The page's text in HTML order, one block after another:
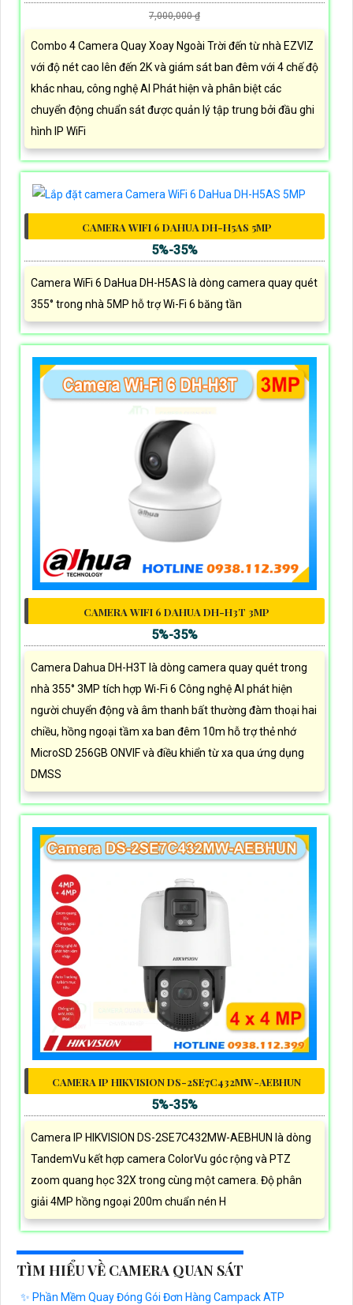
7,000,000 ₫
Combo 4 Camera Quay Xoay Ngoài Trời đến từ nhà EZVIZ
với độ nét cao lên đến 2K và giám sát ban đêm với 4 chế độ
khác nhau, công nghệ AI Phát hiện và phân biệt các
chuyển động chuẩn sát được quản lý tập trung bởi đầu ghi
hình IP WiFi
CAMERA WIFI 6 DAHUA DH-H5AS 5MP
5%-35%
Camera WiFi 6 DaHua DH-H5AS là dòng camera quay quét
355° trong nhà 5MP hỗ trợ Wi-Fi 6 băng tần
CAMERA WIFI 6 DAHUA DH-H3T 3MP
5%-35%
Camera Dahua DH-H3T là dòng camera quay quét trong
nhà 355° 3MP tích hợp Wi-Fi 6 Công nghệ AI phát hiện
người chuyển động và âm thanh bất thường đàm thoại hai
chiều, hồng ngoại tầm xa ban đêm 10m hỗ trợ thẻ nhớ
MicroSD 256GB ONVIF và điều khiển từ xa qua ứng dụng
DMSS
CAMERA IP HIKVISION DS-2SE7C432MW-AEBHUN
5%-35%
Camera IP HIKVISION DS-2SE7C432MW-AEBHUN là dòng
TandemVu kết hợp camera ColorVu góc rộng và PTZ
zoom quang học 32X trong cùng một camera. Độ phân
giải 4MP hồng ngoại 200m chuẩn nén H
TÌM HIỂU VỀ CAMERA QUAN SÁT
✨ Phần Mềm Quay Đóng Gói Đơn Hàng Campack ATP